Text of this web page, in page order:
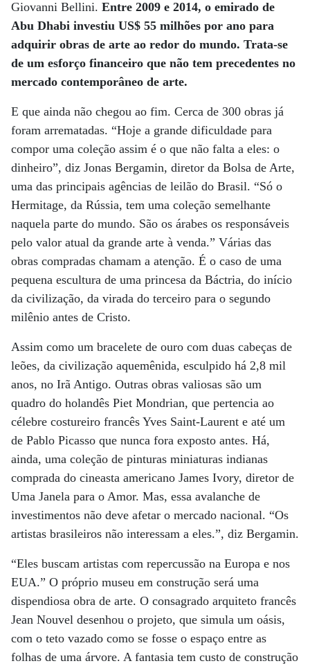
Giovanni Bellini. Entre 2009 e 2014, o emirado de
Abu Dhabi investiu US$ 55 milhões por ano para
adquirir obras de arte ao redor do mundo. Trata-se
de um esforço financeiro que não tem precedentes no
mercado contemporâneo de arte.
E que ainda não chegou ao fim. Cerca de 300 obras já
foram arrematadas. “Hoje a grande dificuldade para
compor uma coleção assim é o que não falta a eles: o
dinheiro”, diz Jonas Bergamin, diretor da Bolsa de Arte,
uma das principais agências de leilão do Brasil. “Só o
Hermitage, da Rússia, tem uma coleção semelhante
naquela parte do mundo. São os árabes os responsáveis
pelo valor atual da grande arte à venda.” Várias das
obras compradas chamam a atenção. É o caso de uma
pequena escultura de uma princesa da Báctria, do início
da civilização, da virada do terceiro para o segundo
milênio antes de Cristo.
Assim como um bracelete de ouro com duas cabeças de
leões, da civilização aquemênida, esculpido há 2,8 mil
anos, no Irã Antigo. Outras obras valiosas são um
quadro do holandês Piet Mondrian, que pertencia ao
célebre costureiro francês Yves Saint-Laurent e até um
de Pablo Picasso que nunca fora exposto antes. Há,
ainda, uma coleção de pinturas miniaturas indianas
comprada do cineasta americano James Ivory, diretor de
Uma Janela para o Amor. Mas, essa avalanche de
investimentos não deve afetar o mercado nacional. “Os
artistas brasileiros não interessam a eles.”, diz Bergamin.
“Eles buscam artistas com repercussão na Europa e nos
EUA.” O próprio museu em construção será uma
dispendiosa obra de arte. O consagrado arquiteto francês
Jean Nouvel desenhou o projeto, que simula um oásis,
com o teto vazado como se fosse o espaço entre as
folhas de uma árvore. A fantasia tem custo de construção